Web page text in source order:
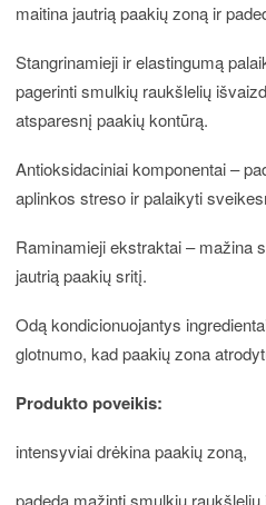
maitina jautrią paakių zoną ir
Stangrinamieji ir elastingumą
pagerinti smulkių raukšlelių
atsparesnį paakių kontūrą.
Antioksidaciniai komponentai –
aplinkos streso ir palaikyti
Raminamieji ekstraktai – mažina
jautrią paakių sritį.
Odą kondicionuojantys
glotnumo, kad paakių zona
Produkto poveikis:
intensyviai drėkina paakių zoną,
padeda mažinti smulkių